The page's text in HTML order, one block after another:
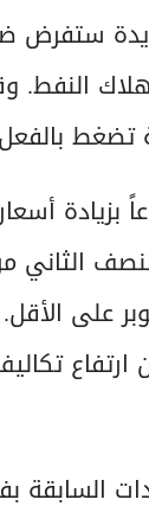
ستفرض
تضغط
الثاني
على الأقل.
ارتفاع